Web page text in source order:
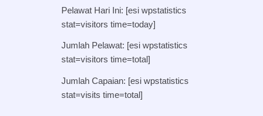
Pelawat Hari Ini: [esi wpstatistics
stat=visitors time=today]
Jumlah Pelawat: [esi wpstatistics
stat=visitors time=total]
Jumlah Capaian: [esi wpstatistics
stat=visits time=total]